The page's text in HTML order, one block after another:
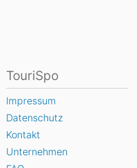
TouriSpo
Impressum
Datenschutz
Kontakt
Unternehmen